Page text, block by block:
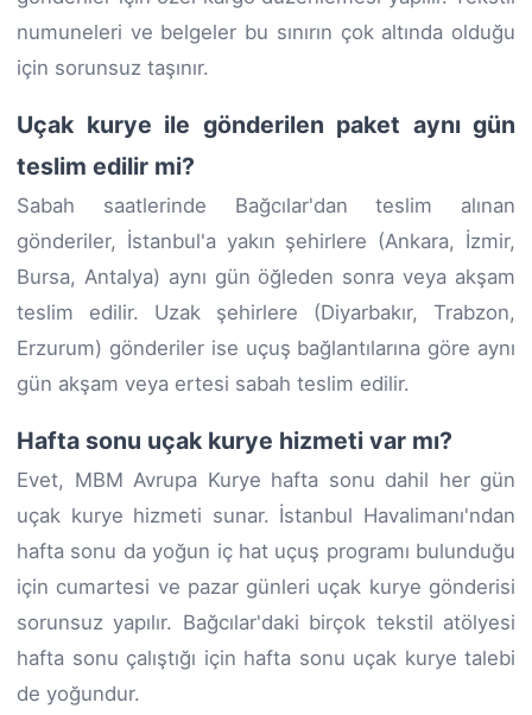
numuneleri ve belgeler bu sınırın çok altında olduğu
için sorunsuz taşınır.
Uçak kurye ile gönderilen paket aynı gün
teslim edilir mi?
Sabah saatlerinde Bağcılar'dan teslim alınan
gönderiler, İstanbul'a yakın şehirlere (Ankara, İzmir,
Bursa, Antalya) aynı gün öğleden sonra veya akşam
teslim edilir. Uzak şehirlere (Diyarbakır, Trabzon,
Erzurum) gönderiler ise uçuş bağlantılarına göre aynı
gün akşam veya ertesi sabah teslim edilir.
Hafta sonu uçak kurye hizmeti var mı?
Evet, MBM Avrupa Kurye hafta sonu dahil her gün
uçak kurye hizmeti sunar. İstanbul Havalimanı'ndan
hafta sonu da yoğun iç hat uçuş programı bulunduğu
için cumartesi ve pazar günleri uçak kurye gönderisi
sorunsuz yapılır. Bağcılar'daki birçok tekstil atölyesi
hafta sonu çalıştığı için hafta sonu uçak kurye talebi
de yoğundur.